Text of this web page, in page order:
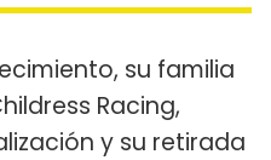
su familia
Racing,
y su retirada